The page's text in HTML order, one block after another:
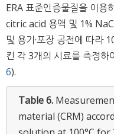
ERA 표준인증물질을 이용
citric acid 용액 및 1%
및 용기·포장 공전에 따라
킨 각 3개의 시료를 측정
6).
Table 6.
material (CRM)